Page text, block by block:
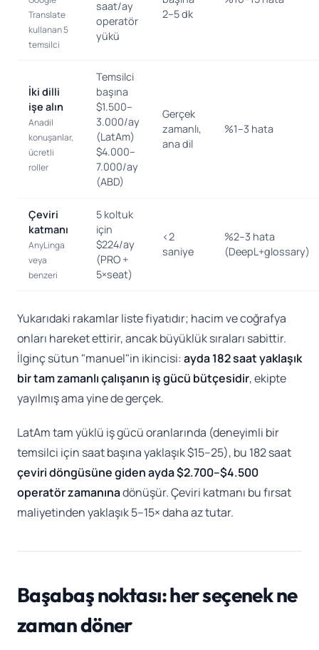
Translate
kullanan 5
temsilci
saat/ay
operatör
yükü
2–5 dk
İki dilli
işe alın
Anadil
konuşanlar,
ücretli
roller
Temsilci
başına
$1.500–
3.000/ay
(LatAm)
$4.000–
7.000/ay
(ABD)
Gerçek
zamanlı,
ana dil
%1–3 hata
Çeviri
katmanı
AnyLinga
veya
benzeri
5 koltuk
için
$224/ay
(PRO +
5×seat)
<2
saniye
%2–3 hata
(DeepL+glossary)
Yukarıdaki rakamlar liste fiyatıdır; hacim ve coğrafya
onları hareket ettirir, ancak büyüklük sıraları sabittir.
İlginç sütun "manuel"in ikincisi:ayda 182 saat yaklaşık
bir tam zamanlı çalışanın iş gücü bütçesidir, ekipte
yayılmış ama yine de gerçek.
LatAm tam yüklü iş gücü oranlarında (deneyimli bir
temsilci için saat başına yaklaşık $15–25), bu 182 saat
çeviri döngüsüne giden ayda $2.700–$4.500
operatör zamanınadönüşür. Çeviri katmanı bu fırsat
maliyetinden yaklaşık 5–15× daha az tutar.
Başabaş noktası: her seçenek ne
zaman döner